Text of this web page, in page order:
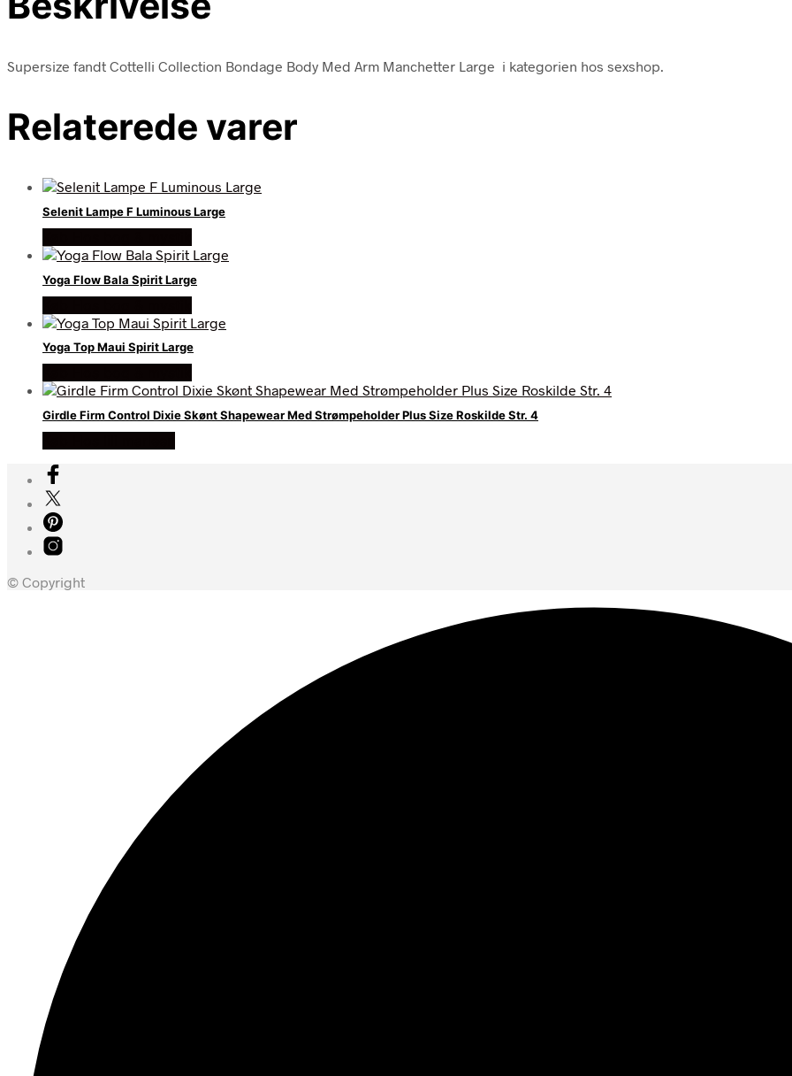
Supersize fandt Cottelli Collection Bondage Body Med Arm Manchetter Large i kategorien hos sexshop.
Relaterede varer
Selenit Lampe F Luminous Large
Yoga Flow Bala Spirit Large
Yoga Top Maui Spirit Large
Girdle Firm Control Dixie Skønt Shapewear Med Strømpeholder Plus Size Roskilde Str. 4
© Copyright